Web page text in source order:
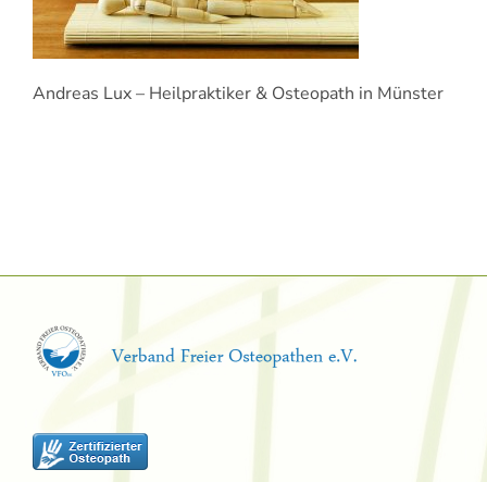
Andreas Lux – Heilpraktiker & Osteopath in Münster